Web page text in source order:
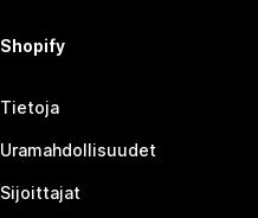
Shopify
Tietoja
Uramahdollisuudet
Sijoittajat